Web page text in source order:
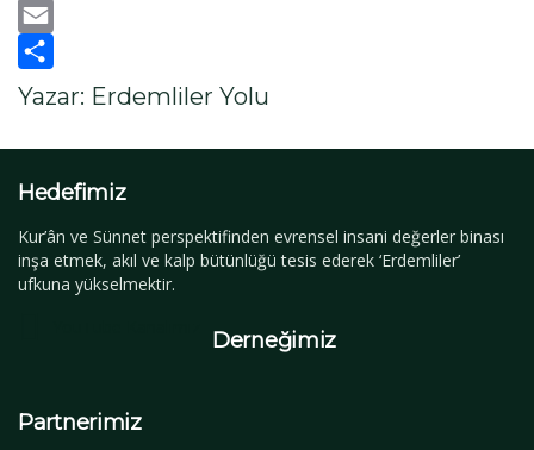
Twitter
Email
Paylaş
Yazar: Erdemliler Yolu
Hedefimiz
Kur’ân ve Sünnet perspektifinden evrensel insani değerler binası
inşa etmek, akıl ve kalp bütünlüğü tesis ederek ‘Erdemliler’
ufkuna yükselmektir.
Derneğimiz
Partnerimiz